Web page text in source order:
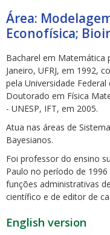
Área:
Econofísica;
Bacharel em Matemática
Janeiro, UFRJ, em 1992,
pela Universidade Federal
Doutorado em Física
- UNESP, IFT, em 2005.
Atua nas áreas de
Bayesianos.
Foi professor do ensino
Paulo no período de
funções administrativas
científico e de editor de
English version